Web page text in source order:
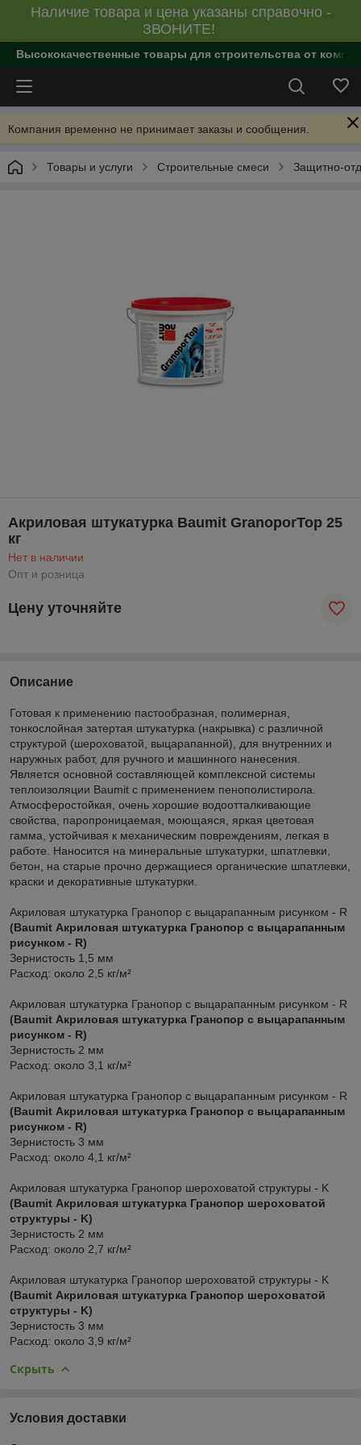
Наличие товара и цена указаны справочно -
ЗВОНИТЕ!
Высококачественные товары для строительства от
Компания временно не принимает заказы и сообщения.
Товары и услуги Строительные смеси Защитно-
Акриловая штукатурка Baumit GranoporTop 25
кг
Нет в наличии
Опт и розница
Цену уточняйте
Описание
Готовая к применению пастообразная, полимерная,
тонкослойная затертая штукатурка (накрывка) с различной
структурой (шероховатой, выцарапанной), для внутренних и
наружных работ, для ручного и машинного нанесения.
Является основной составляющей комплексной системы
теплоизоляции Baumit с применением пенополистирола.
Атмосферостойкая, очень хорошие водоотталкивающие
свойства, паропроницаемая, моющаяся, яркая цветовая
гамма, устойчивая к механическим повреждениям, легкая в
работе. Наносится на минеральные штукатурки, шпатлевки,
бетон, на старые прочно держащиеся органические шпатлевки,
краски и декоративные штукатурки.
Акриловая штукатурка Гранопор с выцарапанным рисунком - R
(Baumit Акриловая штукатурка Гранопор с выцарапанным
рисунком - R)
Зернистость 1,5 мм
Расход: около 2,5 кг/м²
Акриловая штукатурка Гранопор с выцарапанным рисунком - R
(Baumit Акриловая штукатурка Гранопор с выцарапанным
рисунком - R)
Зернистость 2 мм
Расход: около 3,1 кг/м²
Акриловая штукатурка Гранопор с выцарапанным рисунком - R
(Baumit Акриловая штукатурка Гранопор с выцарапанным
рисунком - R)
Зернистость 3 мм
Расход: около 4,1 кг/м²
Акриловая штукатурка Гранопор шероховатой структуры - K
(Baumit Акриловая штукатурка Гранопор шероховатой
структуры - K)
Зернистость 2 мм
Расход: около 2,7 кг/м²
Акриловая штукатурка Гранопор шероховатой структуры - K
(Baumit Акриловая штукатурка Гранопор шероховатой
структуры - K)
Зернистость 3 мм
Расход: около 3,9 кг/м²
Скрыть
Условия доставки